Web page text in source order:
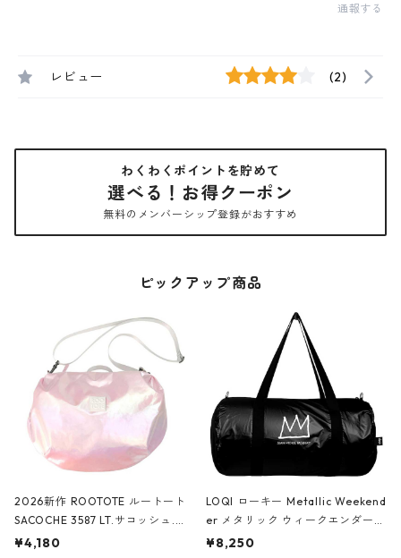
通報する
レビュー (2)
わくわくポイントを貯めて
選べる！お得クーポン
無料のメンバーシップ登録がおすすめ
ピックアップ商品
2026新作 ROOTOTE ルートート
SACOCHE 3587 LT.サコッシュ.ル
ミエ-B ショルダーバッグ グロスピ
¥4,180
LOQI ローキー Metallic Weekend
er メタリック ウィークエンダー
ボストンバッグ ショルダーバッグ
¥8,250